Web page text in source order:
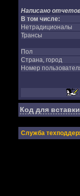
Написано
В том числе:
Нетрадиционалы
Трансы
Пол
Страна, город
Номер
Код для
Служба